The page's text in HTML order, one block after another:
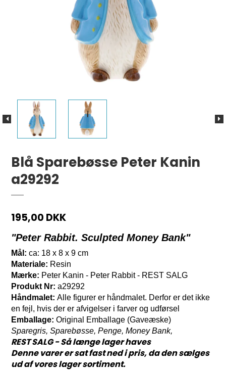
Blå Sparebøsse Peter Kanin
a29292
195,00 DKK
"Peter Rabbit. Sculpted Money Bank"
Mål: ca: 18 x 8 x 9 cm
Materiale: Resin
Mærke: Peter Kanin - Peter Rabbit - REST SALG
Produkt Nr: a29292
Håndmalet: Alle figurer er håndmalet. Derfor er det ikke
en fejl, hvis der er afvigelser i farver og udførsel
Emballage: Original Emballage (Gaveæske)
Sparegris, Sparebøsse, Penge, Money Bank,
REST SALG - Så længe lager haves
Denne varer er sat fast ned i pris, da den sælges
ud af vores lager sortiment.